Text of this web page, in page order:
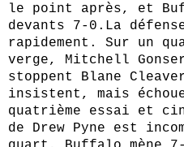
le point après, et
devants 7-0.La
rapidement. Sur un
verge, Mitchell
stoppent Blane
insistent, mais
quatrième essai et
de Drew Pyne est